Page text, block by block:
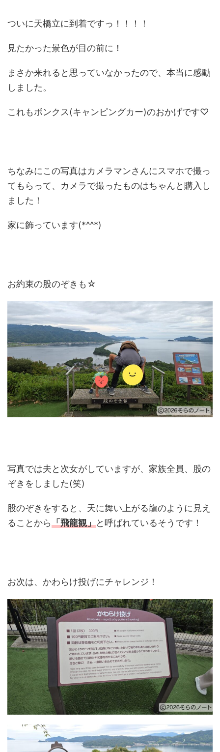
ついに天橋立に到着ですっ！！！！
見たかった景色が目の前に！
まさか来れると思っていなかったので、本当に感動
しました。
これもボンクス(キャンピングカー)のおかげです♡
ちなみにこの写真はカメラマンさんにスマホで撮っ
てもらって、カメラで撮ったものはちゃんと購入し
ました！
家に飾っています(*^^*)
お約束の股のぞきも☆
写真では夫と次女がしていますが、家族全員、股の
ぞきをしました(笑)
股のぞきをすると、天に舞い上がる龍のように見え
ることから「飛龍観」と呼ばれているそうです！
お次は、かわらけ投げにチャレンジ！